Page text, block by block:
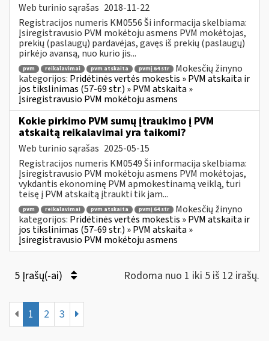
Web turinio sąrašas 2018-11-22
Registracijos numeris KM0556 Ši informacija skelbiama:
Įsiregistravusio PVM mokėtoju asmens PVM mokėtojas,
prekių (paslaugų) pardavėjas, gavęs iš prekių (paslaugų)
pirkėjo avansą, nuo kurio jis...
pvm reikalavimai pvm atskaita pvmį 64 str
Mokesčių žinyno
kategorijos: Pridėtinės vertės mokestis » PVM atskaita ir
jos tikslinimas (57-69 str.) » PVM atskaita »
Įsiregistravusio PVM mokėtoju asmens
Kokie pirkimo PVM sumų įtraukimo į PVM
atskaitą reikalavimai yra taikomi?
Web turinio sąrašas 2025-05-15
Registracijos numeris KM0549 Ši informacija skelbiama:
Įsiregistravusio PVM mokėtoju asmens PVM mokėtojas,
vykdantis ekonominę PVM apmokestinamą veiklą, turi
teisę į PVM atskaitą įtraukti tik jam...
pvm reikalavimai pvm atskaita pvmį 64 str
Mokesčių žinyno
kategorijos: Pridėtinės vertės mokestis » PVM atskaita ir
jos tikslinimas (57-69 str.) » PVM atskaita »
Įsiregistravusio PVM mokėtoju asmens
5 Įrašų(-ai) Rodoma nuo 1 iki 5 iš 12 irašų.
1 2 3